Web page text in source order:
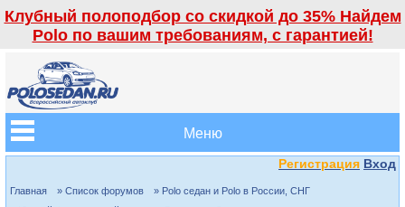
Клубный полоподбор со скидкой до 35% Найдем
Polo по вашим требованиям, с гарантией!
Меню
Регистрация Вход
Главная » Список форумов
» Polo седан и Polo в России, СНГ